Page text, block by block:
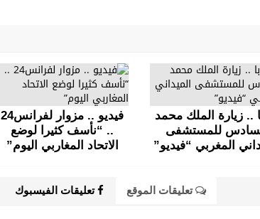
.. زيارة الملك محمد
للمستشفى
المغربي “فيديو”
فيديو .. مزوار لفرانس24
.. “نأسف كثيرا لوضع
الاتحاد المغاربي اليوم”
تعليقات الموقع تعليقات الفيسبوك